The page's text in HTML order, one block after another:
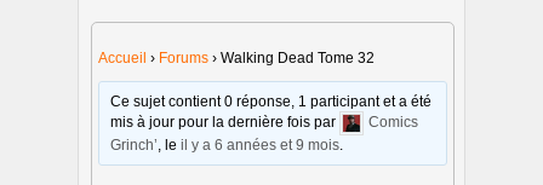
Accueil › Forums › Walking Dead Tome 32
Ce sujet contient 0 réponse, 1 participant et a été
mis à jour pour la dernière fois par
Comics
Grinch’ , leil y a 6 années et 9 mois